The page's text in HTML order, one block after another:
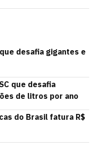
desafia gigantes e
que desafia
de litros por ano
do Brasil fatura R$